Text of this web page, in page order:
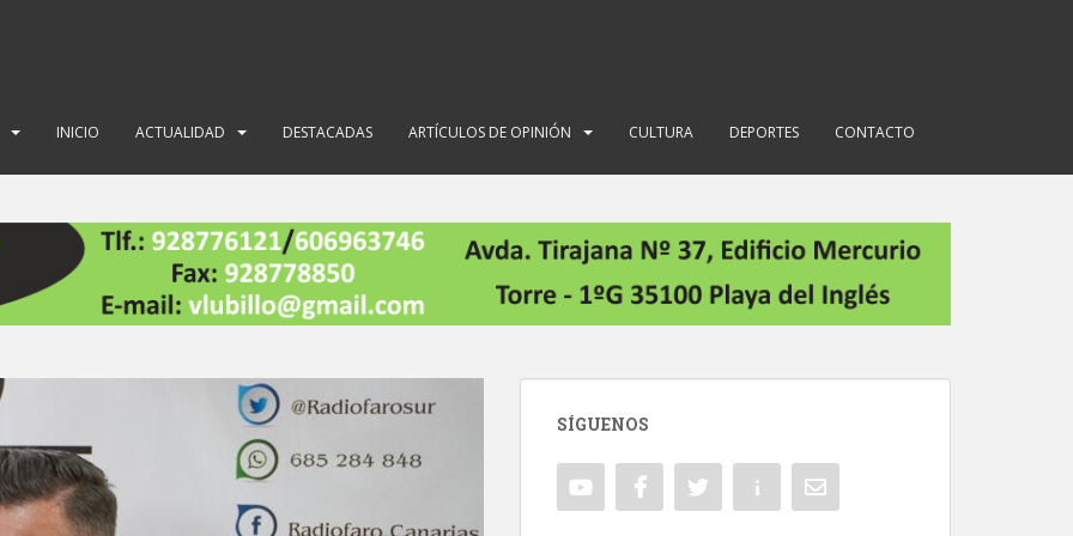
INICIO ACTUALIDAD DESTACADAS ARTÍCULOS DE OPINIÓN CULTURA DEPORTES CONTACTO
SÍGUENOS